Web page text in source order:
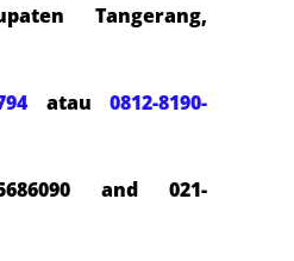
Tangerang,
atau 0812-8190-
and 021-